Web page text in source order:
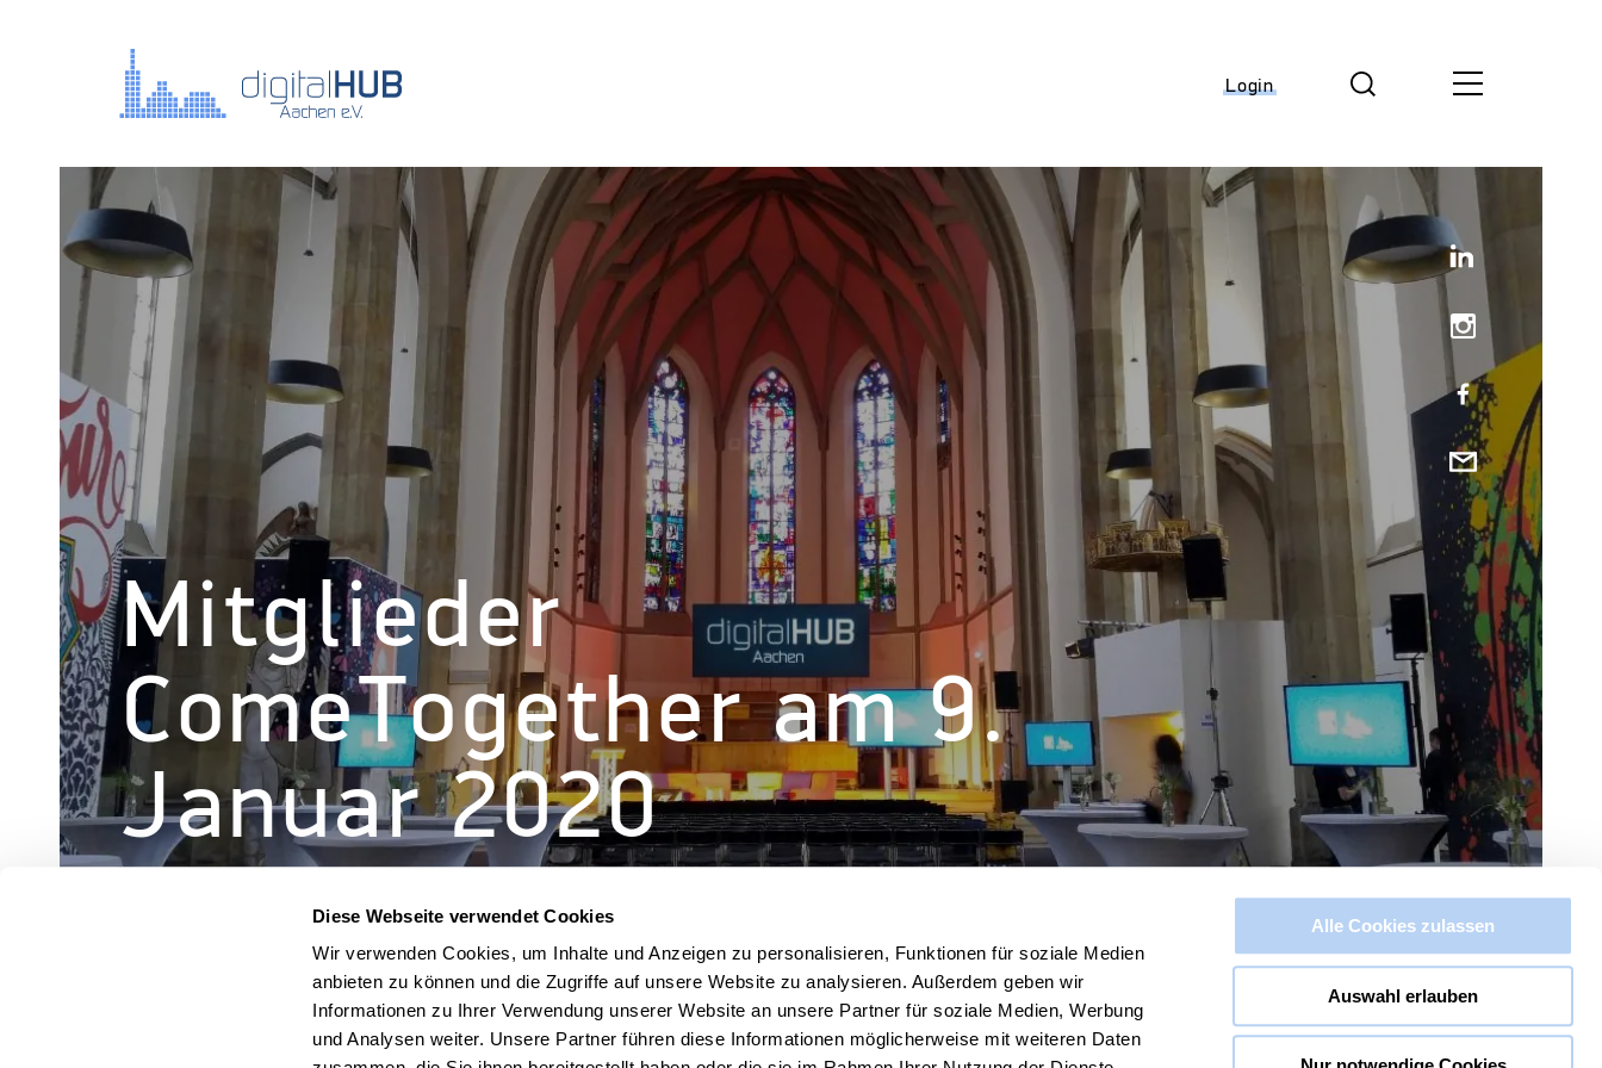
Diese Webseite verwendet Cookies
Wir verwenden Cookies, um Inhalte und Anzeigen zu personalisieren, Funktionen für soziale Medien
anbieten zu können und die Zugriffe auf unsere Website zu analysieren. Außerdem geben wir
Informationen zu Ihrer Verwendung unserer Website an unsere Partner für soziale Medien, Werbung
und Analysen weiter. Unsere Partner führen diese Informationen möglicherweise mit weiteren Daten
Alle Cookies zulassen
Auswahl erlauben
Login
Mitglieder
ComeTogether am 9.
Januar 2020
« Alle Veranstaltungen